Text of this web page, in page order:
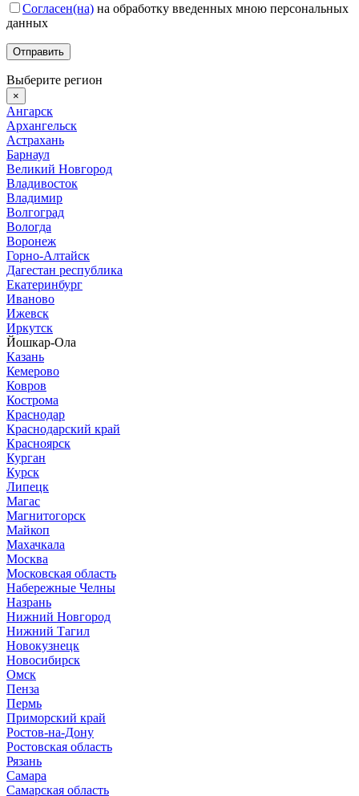
Согласен(на) на обработку введенных мною персональных
данных
Выберите регион
×
Ангарск
Архангельск
Астрахань
Барнаул
Великий Новгород
Владивосток
Владимир
Волгоград
Вологда
Воронеж
Горно-Алтайск
Дагестан республика
Екатеринбург
Иваново
Ижевск
Иркутск
Йошкар-Ола
Казань
Кемерово
Ковров
Кострома
Краснодар
Краснодарский край
Красноярск
Курган
Курск
Липецк
Магас
Магнитогорск
Майкоп
Махачкала
Москва
Московская область
Набережные Челны
Назрань
Нижний Новгород
Нижний Тагил
Новокузнецк
Новосибирск
Омск
Пенза
Пермь
Приморский край
Ростов-на-Дону
Ростовская область
Рязань
Самара
Самарская область